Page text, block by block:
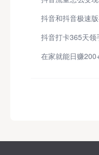
抖音和抖音极速